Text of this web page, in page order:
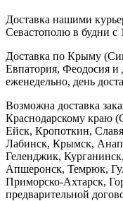
Доставка нашими
Севастополю в будни с
Доставка по Крыму
Евпатория, Феодосия и
еженедельно, день
Возможна доставка
Краснодарскому краю
Ейск, Кропоткин,
Лабинск, Крымск,
Геленджик,
Апшеронск, Темрюк,
Приморско-Ахтарск,
предварительной